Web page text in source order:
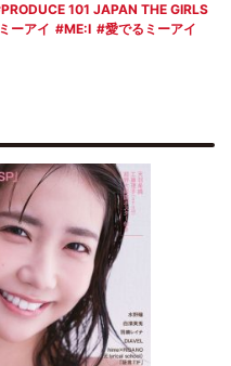
PRODUCE 101 JAPAN THE GIRLS
ミーアイ ME:I
愛でるミーアイ